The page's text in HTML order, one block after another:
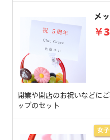
メ
￥
開業や開店のお祝いなどに
ップのセット
女